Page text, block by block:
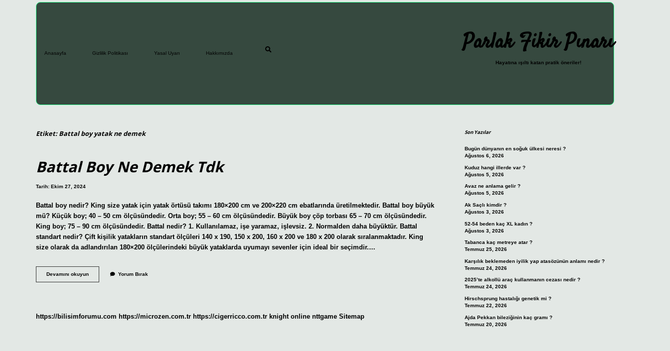
Anasayfa Gizlilik Politikası Yasal Uyarı Hakkımızda Parlak Fikir Pınarı
Hayatına ışıltı katan pratik öneriler!
Etiket:Battal boy yatak ne demek
Battal Boy Ne Demek Tdk
Tarih: Ekim 27, 2024
Battal boy nedir? King size yatak için yatak örtüsü takımı 180×200 cm ve 200×220 cm ebatlarında üretilmektedir. Battal boy büyük
mü? Küçük boy; 40 – 50 cm ölçüsündedir. Orta boy; 55 – 60 cm ölçüsündedir. Büyük boy çöp torbası 65 – 70 cm ölçüsündedir.
King boy; 75 – 90 cm ölçüsündedir. Battal nedir? 1. Kullanılamaz, işe yaramaz, işlevsiz. 2. Normalden daha büyüktür. Battal
standart nedir? Çift kişilik yatakların standart ölçüleri 140 x 190, 150 x 200, 160 x 200 ve 180 x 200 olarak sıralanmaktadır. King
size olarak da adlandırılan 180×200 ölçülerindeki büyük yataklarda uyumayı sevenler için ideal bir seçimdir.…
Devamını okuyunBattal
Boy
Yorum Bırak
https://bilisimforumu.com https://microzen.com.tr https://cigerricco.com.tr knight online nttgame Sitemap
Son Yazılar
Bugün dünyanın en soğuk ülkesi neresi ?
Ağustos 6, 2026
Kuduz hangi illerde var ?
Ağustos 5, 2026
Avaz ne anlama gelir ?
Ağustos 5, 2026
Ak Saçlı kimdir ?
Ağustos 3, 2026
52-54 beden kaç XL kadın ?
Ağustos 3, 2026
Tabanca kaç metreye atar ?
Temmuz 25, 2026
Karşılık beklemeden iyilik yap atasözünün anlamı nedir ?
Temmuz 24, 2026
2025’te alkollü araç kullanmanın cezası nedir ?
Temmuz 24, 2026
Hirschsprung hastalığı genetik mi ?
Temmuz 22, 2026
Ajda Pekkan bileziğinin kaç gramı ?
Temmuz 20, 2026